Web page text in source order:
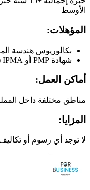
الأوسط
المؤهلات:
بكالوريوس هندسة
شهادة PMP أو IPMA (شرط أساسي)
أماكن العمل:
مناطق مختلفة داخل
المزايا:
لا توجد أي رسوم أو